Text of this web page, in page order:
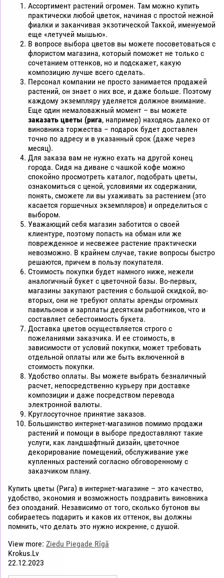
Ассортимент растений огромен. Там можно купить
практически любой цветок, начиная с простой нежной
фиалки и заканчивая экзотической Таккой, именуемой
еще «летучей мышью».
В вопросе выбора цветов вы можете посоветоваться с
флористом магазина, который поможет не только с
сочетанием оттенков, но и подскажет, какую
композицию лучше всего сделать.
Персонал компании не просто занимается продажей
растений, он знает о них все, и даже больше. Поэтому
каждому экземпляру уделяется должное внимание.
Еще один немаловажный момент – вы можете
заказать цветы (рига, например) находясь далеко от
виновника торжества – подарок будет доставлен
точно по адресу и в указанный срок (даже через
месяц).
Для заказа вам не нужно ехать на другой конец
города. Сидя на диване с чашкой кофе можно
спокойно просмотреть каталог, подобрать цветы,
ознакомиться с ценой, условиями их содержании,
понять, сможете ли вы ухаживать за растением (это
касается горшечных экземпляров) и определиться с
выбором.
Уважающий себя магазин заботится о своей
клиентуре, поэтому попасть на обман или же
поврежденное и несвежее растение практически
невозможно. В крайнем случае, такие вопросы быстро
решаются, причем в пользу покупателя.
Стоимость покупки будет намного ниже, нежели
аналогичный букет с цветочной базы. Во-первых,
магазины закупают растения с большой скидкой, во-
вторых, они не требуют оплаты аренды огромных
павильонов и зарплаты десяткам работников, что и
составляет себестоимость букета.
Доставка цветов осуществляется строго с
пожеланиями заказчика. И ее стоимость, в
зависимости от условий покупки, может требовать
отдельной оплаты или же быть включенной в
стоимость покупки.
Удобство оплаты. Вы можете выбрать безналичный
расчет, непосредственно курьеру при доставке
композиции и даже посредством перевода
электронной валюты.
Круглосуточное принятие заказов.
Большинство интернет-магазинов помимо продажи
растений и помощи в выборе предоставляют такие
услуги, как ландшафтный дизайн, цветочное
декорирование помещений, обслуживание уже
купленных растений согласно обговоренному с
заказчиком плану.
Купить цветы (Рига) в интернет-магазине – это качество,
удобство, экономия и возможность поздравить виновника
без опозданий. Независимо от того, сколько бутонов вы
собираетесь подарить и каков их оттенок, вы должны
помнить, что делать это нужно искренне, с душой.
View more: Ziedu Piegade Rīgā
Krokus.Lv
22.12.2023